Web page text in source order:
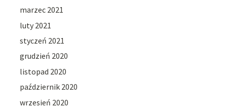
marzec 2021
luty 2021
styczeń 2021
grudzień 2020
listopad 2020
październik 2020
wrzesień 2020